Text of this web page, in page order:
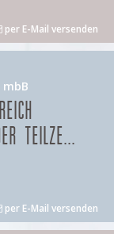
per E-Mail versenden
TEILZE...
per E-Mail versenden